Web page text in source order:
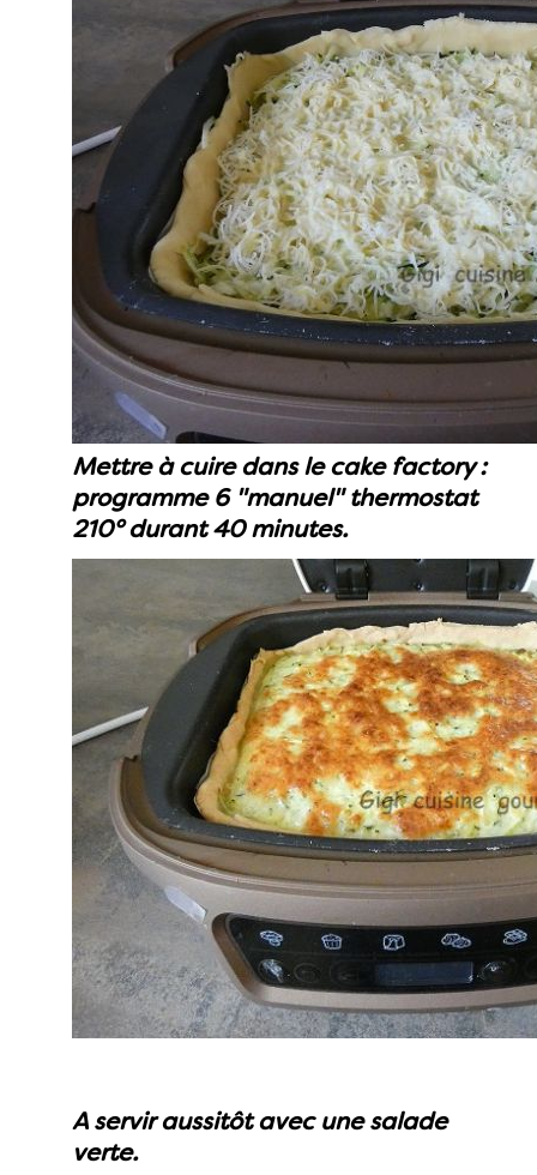
Mettre à cuire dans le cake factory :
programme 6 "manuel" thermostat
210° durant 40 minutes.
A servir aussitôt avec une salade
verte.